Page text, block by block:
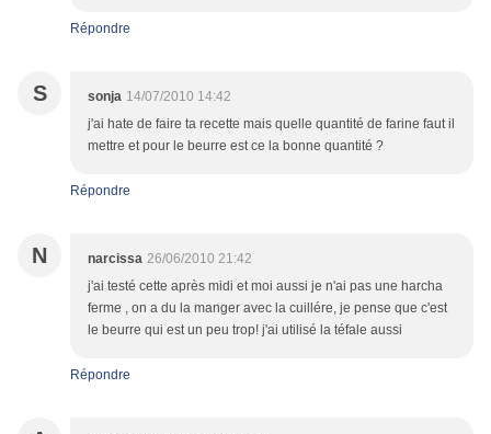
Répondre
S sonja 14/07/2010 14:42
j'ai hate de faire ta recette mais quelle quantité de farine faut il
mettre et pour le beurre est ce la bonne quantité ?
Répondre
N narcissa 26/06/2010 21:42
j'ai testé cette après midi et moi aussi je n'ai pas une harcha
ferme , on a du la manger avec la cuillére, je pense que c'est
le beurre qui est un peu trop! j'ai utilisé la téfale aussi
Répondre